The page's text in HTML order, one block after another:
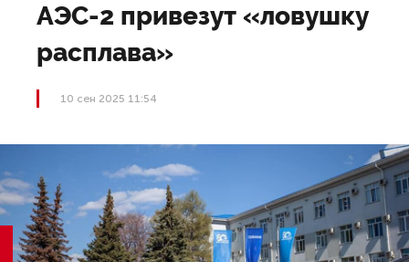
АЭС-2 привезут «ловушку
расплава»
10 сен 2025 11:54